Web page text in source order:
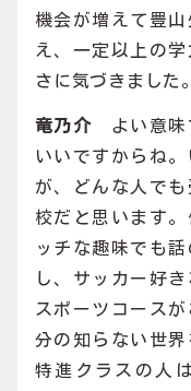
機会が増えて豊
え、一定以上の
さに気づきました。
竜乃介
よい意
いいですからね
が、どんな人で
校だと思います
ッチな趣味でも
し、サッカー好
スポーツコース
分の知らない世界
特進クラスの人